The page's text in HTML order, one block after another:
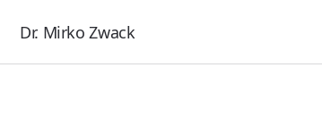
Dr. Mirko Zwack